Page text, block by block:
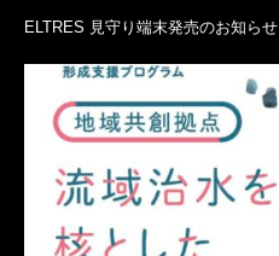
ELTRES 見守り端末発売のお知らせ